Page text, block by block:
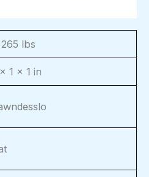
lbs
1 × 1 in